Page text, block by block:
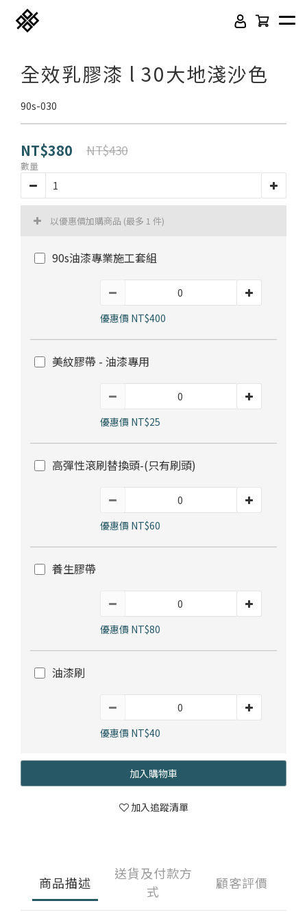
免膠科技木紋地板
PVC塑膠地板
立體纖維吸隔音板
高密度隔音毯
虹牌聯名水性乳膠漆
紐西蘭羊毛地毯
居家改色貼膜
部落格首頁
SPC石塑地板知識
隔音/吸音
壁紙DIY
房間油漆
浴室防止滑
全效乳膠漆 l 30大地淺沙色
90s-030
NT$380 NT$430
數量
以優惠價加購商品 (最多 1 件)
90s油漆專業施工套組
優惠價 NT$400
美紋膠帶 - 油漆專用
優惠價 NT$25
高彈性滾刷替換頭-(只有刷頭)
優惠價 NT$60
養生膠帶
優惠價 NT$80
油漆刷
優惠價 NT$40
加入購物車
加入追蹤清單
商品描述
送貨及付款方
式
顧客評價